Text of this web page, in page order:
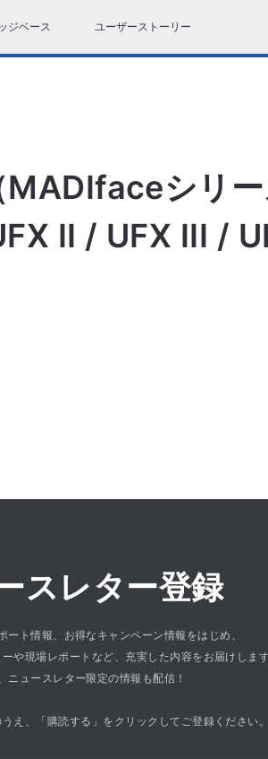
ジベース ユーザーストーリー
シリ
II / UFX III /
スレター登録
ート情報、お得なキャンペーン情報をはじめ、
や現場レポートなど、充実した内容をお届けしま
ニュースレター限定の情報も配信！
え、「購読する」をクリックしてご登録ください